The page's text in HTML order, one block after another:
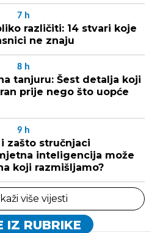
7 h
različiti: 14 stvari koje
ne znaju
8 h
tanjuru: Šest detalja koji
prije nego što uopće
9 h
zašto stručnjaci
inteligencija može
koji razmišljamo?
više vijesti
IZ RUBRIKE